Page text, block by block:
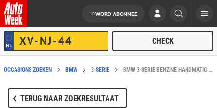
Ga naar de inhoud
WORD ABONNEE
OCCASIONS ZOEKEN BMW 3-SERIE BMW 3-SERIE BENZINE HANDMATIG IN VEGHEL KOPEN?
TERUG NAAR ZOEKRESULTAAT